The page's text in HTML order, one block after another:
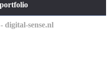
digital-sense.nl